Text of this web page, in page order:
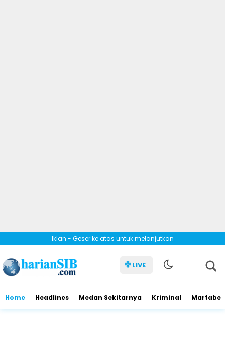
Iklan - Geser ke atas untuk melanjutkan
LIVE
Home Headlines Medan Sekitarnya Kriminal Martabe